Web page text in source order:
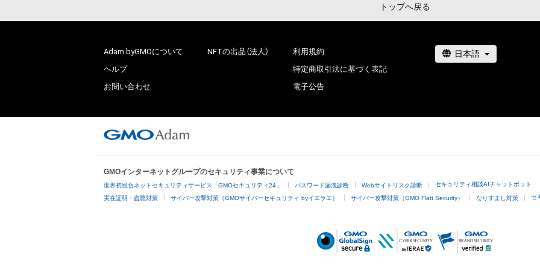
トップへ戻る
Adam byGMOについて
ヘルプ
お問い合わせ
NFTの出品（法人）
利用規約
特定商取引法に基づく表記
電子公告
GMOインターネットグループのセキュリティ事業について
世界初総合ネットセキュリティサービス「GMOセキュリティ24」 パスワード漏洩診断 Webサイトリスク診断 セキュリティ相談AIチャットボット
実在証明・盗聴対策 サイバー攻撃対策（GMOサイバーセキュリティ byイエラエ） サイバー攻撃対策（GMO Flatt Security） なりすまし対策 セ